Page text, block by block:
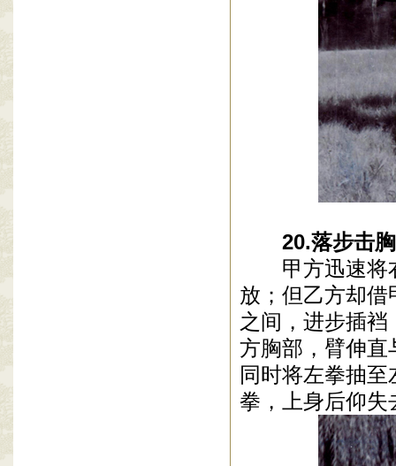
20.落步击
甲方迅速将
放；但乙方却
之间，进步插
方胸部，臂伸直
同时将左拳抽
拳，上身后仰失